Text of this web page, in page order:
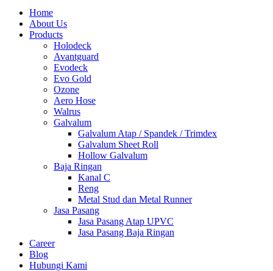
Home
About Us
Products
Holodeck
Avantguard
Evodeck
Evo Gold
Ozone
Aero Hose
Walrus
Galvalum
Galvalum Atap / Spandek / Trimdex
Galvalum Sheet Roll
Hollow Galvalum
Baja Ringan
Kanal C
Reng
Metal Stud dan Metal Runner
Jasa Pasang
Jasa Pasang Atap UPVC
Jasa Pasang Baja Ringan
Career
Blog
Hubungi Kami